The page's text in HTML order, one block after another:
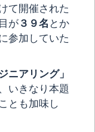
て開催された
が ３９名 とか
参加していた
ニアリング」
いきなり本題
とも加味し